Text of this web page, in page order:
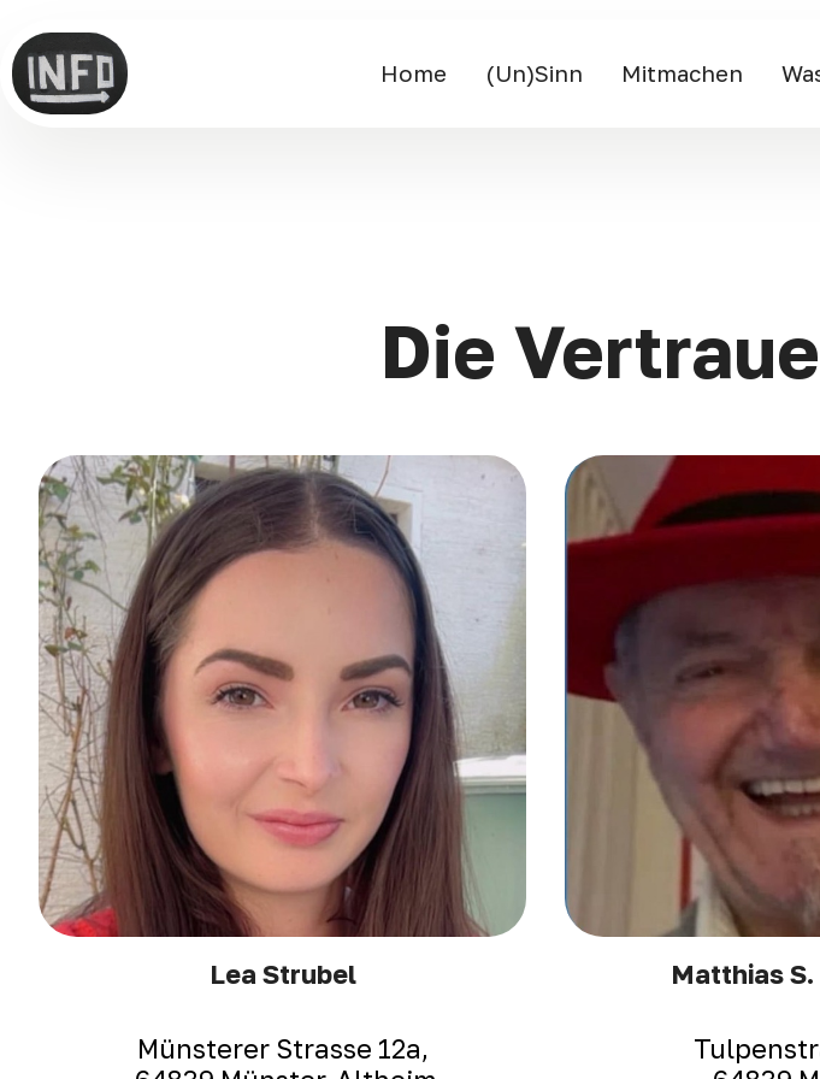
Home (Un)Sinn Mitmachen
Die
Lea Strubel
Münsterer Strasse 12a,
Matthias